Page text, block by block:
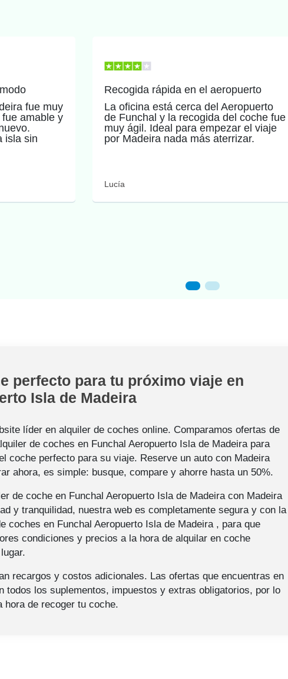
fue muy
amable y
isla sin
Recogida rápida en el aeropuerto
La oficina está cerca del Aeropuerto
de Funchal y la recogida del coche fue
muy ágil. Ideal para empezar el viaje
por Madeira nada más aterrizar.
Lucía
perfecto para tu próximo viaje en
Isla de Madeira
líder en alquiler de coches online. Comparamos ofertas de
de coches en Funchal Aeropuerto Isla de Madeira para
coche perfecto para su viaje. Reserve un auto con Madeira
ahora, es simple: busque, compare y ahorre hasta un 50%.
de coche en Funchal Aeropuerto Isla de Madeira con Madeira
y tranquilidad, nuestra web es completamente segura y con la
coches en Funchal Aeropuerto Isla de Madeira , para que
condiciones y precios a la hora de alquilar en coche
recargos y costos adicionales. Las ofertas que encuentras en
todos los suplementos, impuestos y extras obligatorios, por lo
hora de recoger tu coche.